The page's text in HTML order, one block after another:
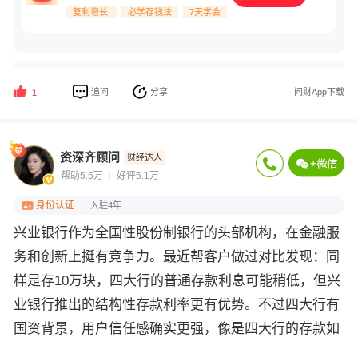
复利增长 必学存钱法 7天学会
1 追问 分享 问财App下载
资深齐顾问 财经达人
帮助5.5万 好评5.1万
身份认证 入驻4年
兴业银行作为全国性股份制银行的头部机构，在金融服
务和创新上挺有竞争力。最近帮客户做过对比发现：同
样是存10万块，四大行的普通存款利息可能稍低，但兴
业银行推出的结构性存款利率更有优势。不过四大行有
国资背景，用户信任感确实更强，像是四大行的存款如